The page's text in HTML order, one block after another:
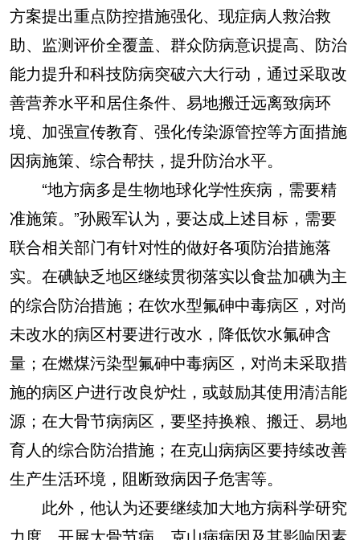
方案提出重点防控措施强化、现症病人救治救
助、监测评价全覆盖、群众防病意识提高、防治
能力提升和科技防病突破六大行动，通过采取改
善营养水平和居住条件、易地搬迁远离致病环
境、加强宣传教育、强化传染源管控等方面措施
因病施策、综合帮扶，提升防治水平。
“地方病多是生物地球化学性疾病，需要精
准施策。”孙殿军认为，要达成上述目标，需要
联合相关部门有针对性的做好各项防治措施落
实。在碘缺乏地区继续贯彻落实以食盐加碘为主
的综合防治措施；在饮水型氟砷中毒病区，对尚
未改水的病区村要进行改水，降低饮水氟砷含
量；在燃煤污染型氟砷中毒病区，对尚未采取措
施的病区户进行改良炉灶，或鼓励其使用清洁能
源；在大骨节病病区，要坚持换粮、搬迁、易地
育人的综合防治措施；在克山病病区要持续改善
生产生活环境，阻断致病因子危害等。
此外，他认为还要继续加大地方病科学研究